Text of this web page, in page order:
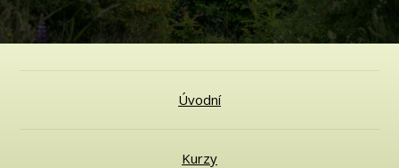
Úvodní
Kurzy